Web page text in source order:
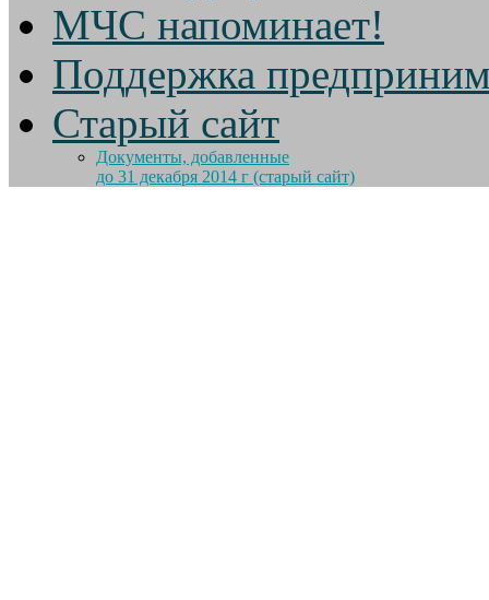
МЧС напоминает!
Поддержка
Старый сайт
Документы, добавленные
до 31 декабря 2014 г (старый сайт)